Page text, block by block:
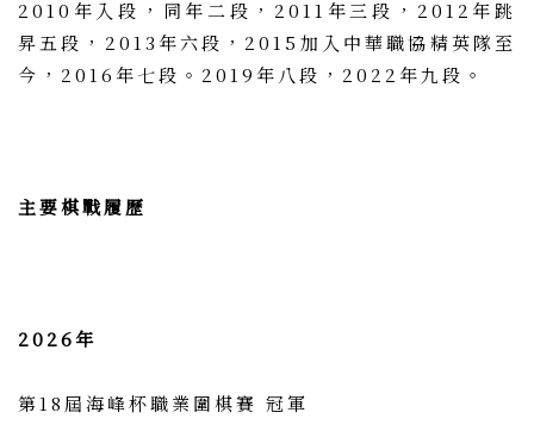
2010年入段，同年二段，2011年三段，2012年跳
昇五段，2013年六段，2015加入中華職協精英隊至
今，2016年七段。2019年八段，2022年九段。
主要棋戰履歷
2026年
第18屆海峰杯職業圍棋賽 冠軍